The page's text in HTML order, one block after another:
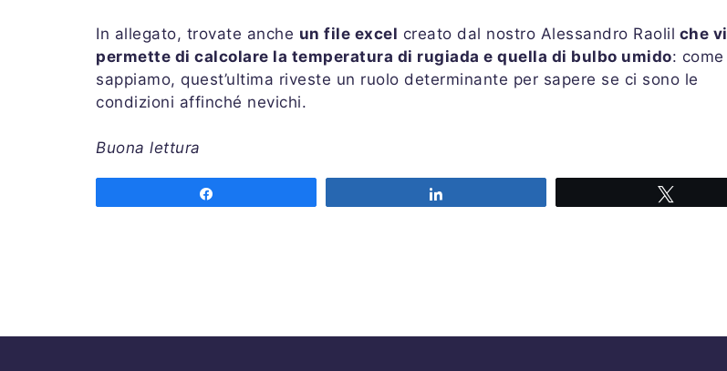
In allegato, trovate anche un file excel creato dal nostro Alessandro Raolil che vi
permette di calcolare la temperatura di rugiada e quella di bulbo umido: come
sappiamo, quest’ultima riveste un ruolo determinante per sapere se ci sono le
condizioni affinché nevichi.
Buona lettura